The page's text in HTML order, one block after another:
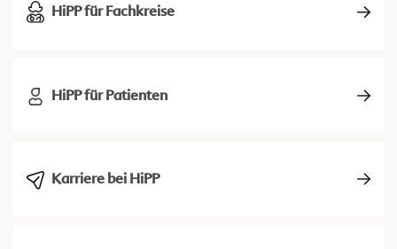
HiPP für Fachkreise
HiPP für Patienten
Karriere bei HiPP